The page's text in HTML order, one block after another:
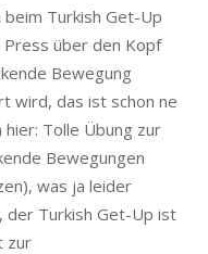
Turkish Get-Up
über den Kopf
Bewegung
wird, das ist schon ne
Tolle Übung zur
Bewegungen
was ja leider
der Turkish Get-Up ist
zur